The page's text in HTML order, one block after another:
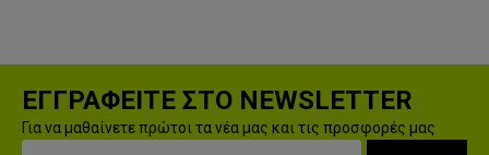
ΕΓΓΡΑΦΕΙΤΕ ΣΤΟ NEWSLETTER
Για να μαθαίνετε πρώτοι τα νέα μας και τις προσφορές μας